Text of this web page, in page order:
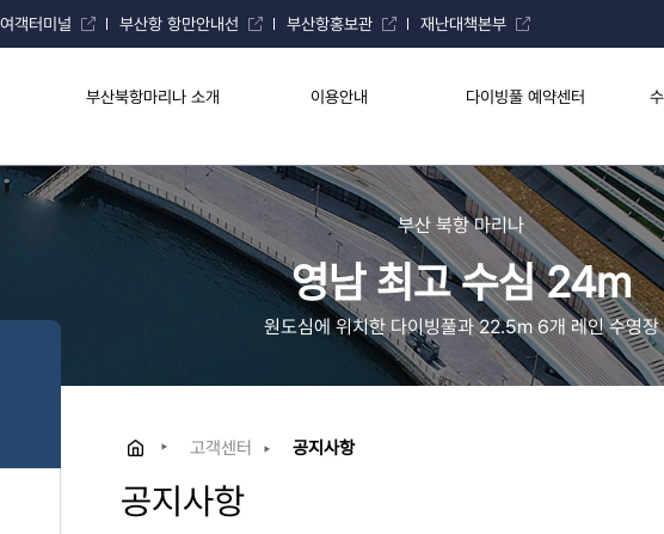
객터미널 부산항 항만안내선 부산항홍보관 재난대책본부
부산북항마리나 소개 이용안내 다이빙풀 예약센터
부산 북항 마리나
영남 최고 수심 24m
원도심에 위치한 다이빙풀과 22.5m 6개 레인 수영장
고객센터 공지사항
공지사항